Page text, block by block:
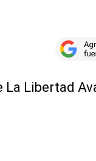
Libertad